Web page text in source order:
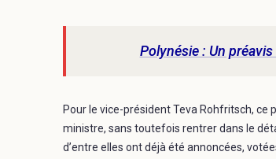
Polynésie : Un
Pour le vice-président Teva Rohfritsch, ce
ministre, sans toutefois rentrer dans le
d’entre elles ont déjà été annoncées,